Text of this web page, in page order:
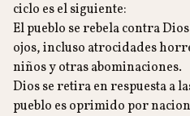
ciclo es el siguiente:
El pueblo se rebela contra
ojos, incluso atrocidades
niños y otras abominaciones.
Dios se retira en respuesta a
pueblo es oprimido por